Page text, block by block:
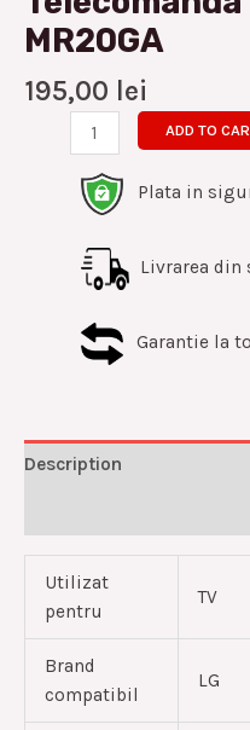
MR20GA
195,00 lei
ADD TO
Plata in
Livrarea din
Garantie la
Description
Utilizat
pentru
TV
Brand
compatibil
LG